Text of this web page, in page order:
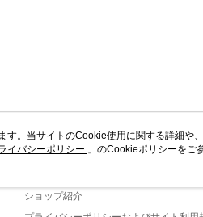
会社概要
ショップ紹介
す。当サイトのCookie使用に関する詳細や
イバシーポリシー 」のCookieポリシーをご